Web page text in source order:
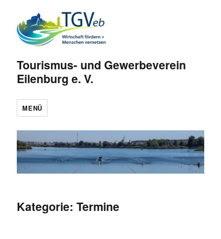
Tourismus- und Gewerbeverein
Eilenburg e. V.
MENÜ
Kategorie:Termine